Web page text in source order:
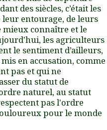
des siècles, c’était les
entourage, de leurs
mieux connaître et le
les agriculteurs
le sentiment d’ailleurs,
en accusation, comme
pas et qui ne
du statut de
naturel, au statut
pas l'ordre
pour le monde